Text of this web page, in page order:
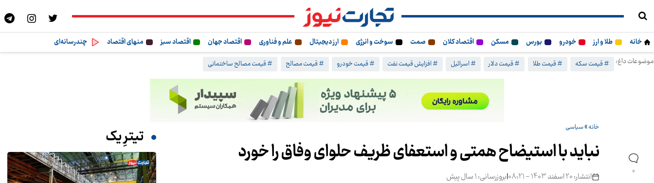
خانه طلا و ارز خودرو بورس مسکن اقتصاد کلان صمت سوخت و انرژی ارز دیجیتال علم و فناوری اقتصاد جهان اقتصاد سبز منهای اقتصاد
چندرسانه‌ای
موضوعات داغ:
# قیمت سکه # قیمت طلا # قیمت دلار # اسرائیل # افزایش قیمت نفت # قیمت خودرو # قیمت مصالح # قیمت مصالح ساختمانی
0
خانه»سیاسی
نباید با استیضاح همتی و استعفای ظریف حلوای وفاق را خورد
انتشار: 20 اسفند 1403 - 08:21 |بروزرسانی: 1 سال پیش
تیترِ یک